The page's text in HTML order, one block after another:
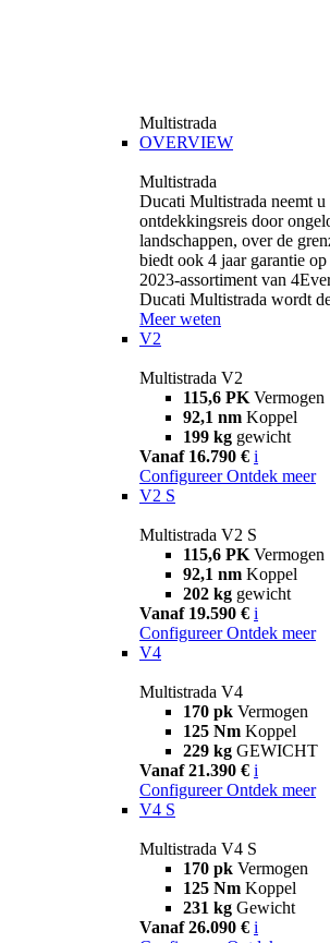
Multistrada
OVERVIEW
Multistrada
Ducati Multistrada neemt u
ontdekkingsreis door
landschappen, over de
biedt ook 4 jaar garantie
2023-assortiment van
Ducati Multistrada wordt
Meer weten
V2
Multistrada V2
115,6 PK Vermogen
92,1 nm Koppel
199 kg gewicht
Vanaf 16.790 € i
Configureer Ontdek meer
V2 S
Multistrada V2 S
115,6 PK Vermogen
92,1 nm Koppel
202 kg gewicht
Vanaf 19.590 € i
Configureer Ontdek meer
V4
Multistrada V4
170 pk Vermogen
125 Nm Koppel
229 kg GEWICHT
Vanaf 21.390 € i
Configureer Ontdek meer
V4 S
Multistrada V4 S
170 pk Vermogen
125 Nm Koppel
231 kg Gewicht
Vanaf 26.090 € i